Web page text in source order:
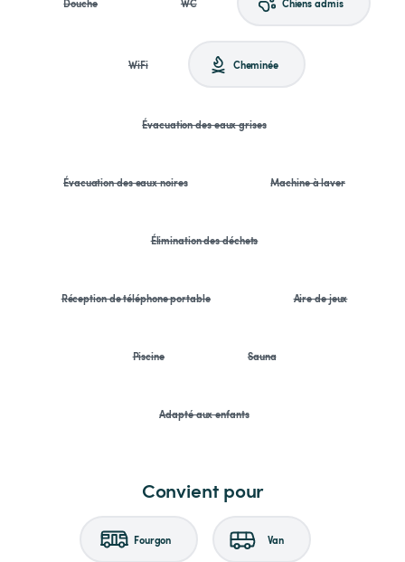
WiFi Cheminée
Évacuation des eaux grises
Évacuation des eaux noires Machine à laver
Élimination des déchets
Réception de téléphone portable Aire de jeux
Piscine Sauna
Adapté aux enfants
Convient pour
Fourgon Van